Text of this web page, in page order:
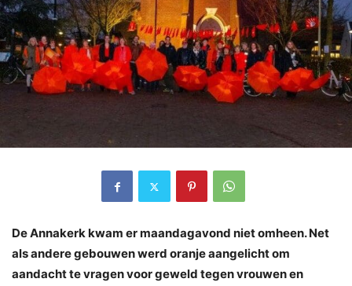
De Annakerk kwam er maandagavond niet omheen. Net
als andere gebouwen werd oranje aangelicht om
aandacht te vragen voor geweld tegen vrouwen en